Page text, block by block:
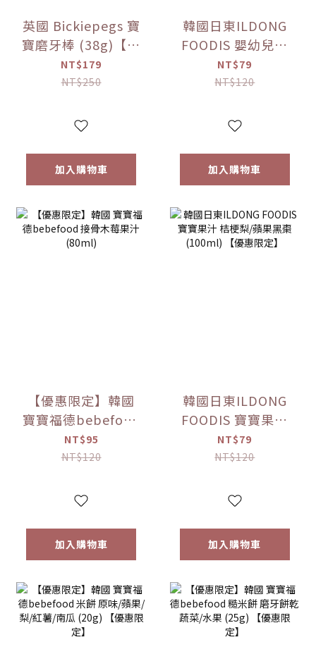
英國 Bickiepegs 寶
寶磨牙棒 (38g)【優
惠限定】
NT$179
NT$250
加入購物車
韓國日東ILDONG
FOODIS 嬰幼兒果
果 (100ml)【優惠
NT$79
NT$120
加入購物車
【優惠限定】韓國
寶寶福德bebefood
接骨木莓果汁
(80ml)
NT$95
NT$120
加入購物車
韓國日東ILDONG
FOODIS 寶寶果汁
桔梗梨/蘋果黑棗
(100ml) 【優惠限
NT$79
NT$120
加入購物車